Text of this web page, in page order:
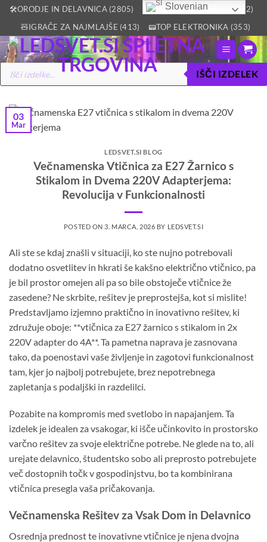
Skoči
vsebino
🛠️ORODJE IN DELAVNICA (2805)
🏡VSE ZA DOM IN VRT (2512)
🧸IGRAČE ZA NAJMLAJŠE (413)
📟TOP ELEKTRONIKA (353)
Products
search
IŠČI IZDELEK
03
Mar
LEDSVET.SI BLOG
Večnamenska Vtičnica za E27 Žarnico s
Stikalom in Dvema 220V Adapterjema:
Revolucija v Funkcionalnosti
POSTED ON 3. MARCA, 2026 BY LEDSVET.SI
Ali ste se kdaj znašli v situaciji, ko ste nujno potrebovali
dodatno osvetlitev in hkrati še kakšno električno vtičnico, pa
je bil prostor omejen ali pa so bile obstoječe vtičnice že
zasedene? Ne skrbite, rešitev je preprostejša, kot si mislite!
Predstavljamo izjemno praktično in inovativno rešitev, ki
združuje oboje: **vtičnica za E27 žarnico s stikalom in 2x
220V adapter do 4A**. Ta pametna naprava je zasnovana
tako, da poenostavi vaše življenje in zagotovi funkcionalnost
tam, kjer jo najbolj potrebujete, brez nepotrebnega
zapletanja s podaljški in razdelilci.
Pozabite na kompromis med svetlobo in napajanjem. Ta
izdelek je idealen za vsakogar, ki išče učinkovito in prostorsko
varčno rešitev za svoje električne potrebe. Ne glede na to, ali
urejate delavnico, študentsko sobo ali preprosto potrebujete
več dostopnih točk v gospodinjstvu, bo ta kombinirana
vtičnica presegla vaša pričakovanja.
Večnamenska Rešitev za Vsak Dom in Delavnico
Osrednja prednost te inovativne vtičnice je njena dvojna
Slovenian